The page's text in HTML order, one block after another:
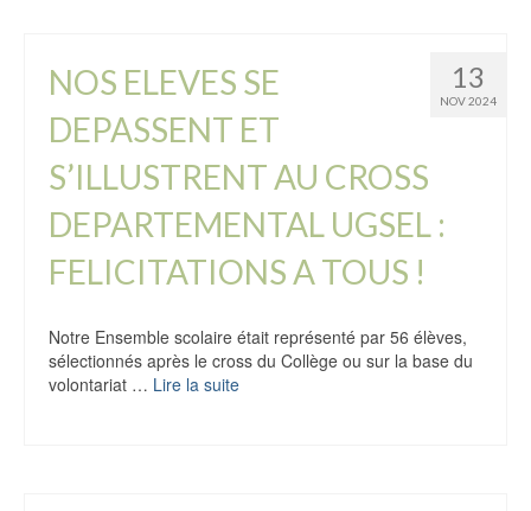
13
NOV 2024
NOS ELEVES SE
DEPASSENT ET
S’ILLUSTRENT AU CROSS
DEPARTEMENTAL UGSEL :
FELICITATIONS A TOUS !
Notre Ensemble scolaire était représenté par 56 élèves,
sélectionnés après le cross du Collège ou sur la base du
volontariat … Lire la suite